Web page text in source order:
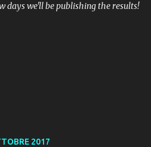
days we'll be publishing the results!
2017